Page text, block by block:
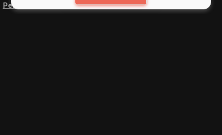
Рекомендательные технологии